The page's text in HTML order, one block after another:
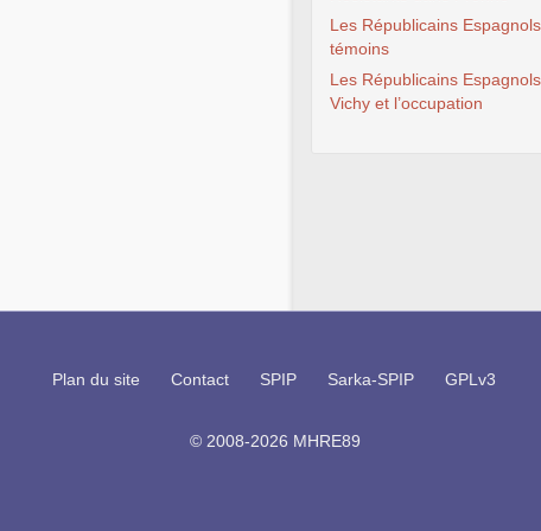
Les Républicains
témoins
Les Républicains
Vichy et l’occupation
Plan du site Contact SPIP Sarka-SPIP GPLv3
© 2008-2026 MHRE89